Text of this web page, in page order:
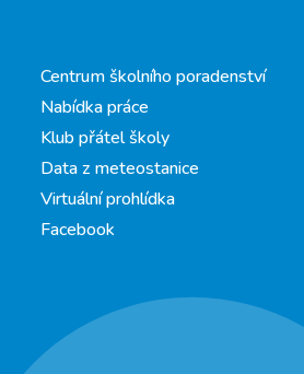
Centrum školního poradenství
Nabídka práce
Klub přátel školy
Data z meteostanice
Virtuální prohlídka
Facebook